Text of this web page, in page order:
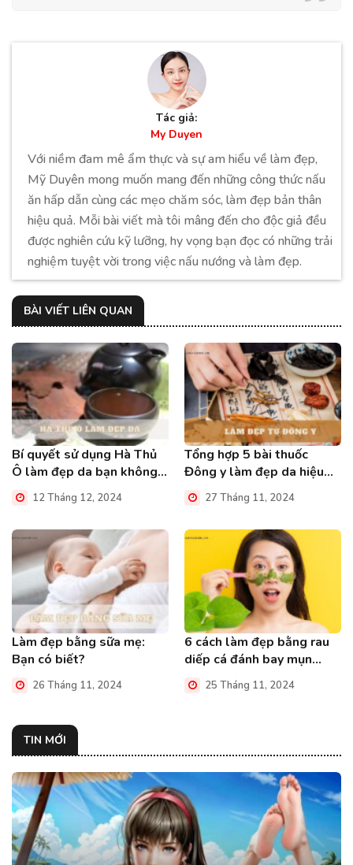
Tác giả:
My Duyen
Với niềm đam mê ẩm thực và sự am hiểu về làm đẹp,
Mỹ Duyên mong muốn mang đến những công thức nấu
ăn hấp dẫn cùng các mẹo chăm sóc, làm đẹp bản thân
hiệu quả. Mỗi bài viết mà tôi mâng đến cho độc giả đều
được nghiên cứu kỹ lưỡng, hy vọng bạn đọc có những trải
nghiệm tuyệt vời trong việc nấu nướng và làm đẹp.
BÀI VIẾT LIÊN QUAN
Bí quyết sử dụng Hà Thủ
Ô làm đẹp da bạn không
nên bỏ qua
12 Tháng 12, 2024
Tổng hợp 5 bài thuốc
Đông y làm đẹp da hiệu
quả bạn nên biết
27 Tháng 11, 2024
Làm đẹp bằng sữa mẹ:
Bạn có biết?
26 Tháng 11, 2024
6 cách làm đẹp bằng rau
diếp cá đánh bay mụn
trứng cá
25 Tháng 11, 2024
TIN MỚI